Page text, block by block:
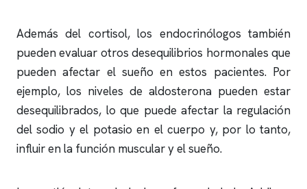
Además del cortisol, los endocrinólogos también
pueden evaluar otros desequilibrios hormonales que
pueden afectar el sueño en estos pacientes. Por
ejemplo, los niveles de aldosterona pueden estar
desequilibrados, lo que puede afectar la regulación
del sodio y el potasio en el cuerpo y, por lo tanto,
influir en la función muscular y el sueño.